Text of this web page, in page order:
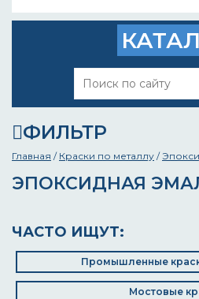
ФИЛЬТР
Главная / Краски по металлу /
ЭПОКСИДНАЯ
ЧАСТО ИЩУТ:
Промышленные
Мостовые